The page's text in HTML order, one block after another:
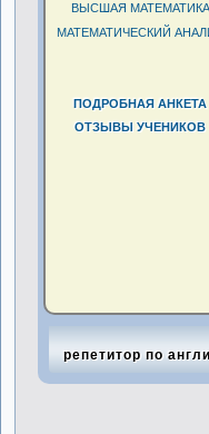
ВЫСШАЯ МАТЕМАТИКА
МАТЕМАТИЧЕСКИЙ
ПОДРОБНАЯ АНКЕТА
ОТЗЫВЫ УЧЕНИКОВ
репетитор по